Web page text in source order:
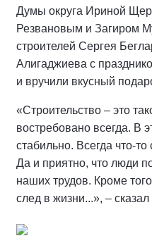
Думы округа Ириной
Резвановым и Загиром
строителей Сергея
Алигаджиева с
и вручили вкусный
«Строительство – это
востребовано всегда. В
стабильно. Всегда что-
Да и приятно, что люди
наших трудов. Кроме
след в жизни...», –